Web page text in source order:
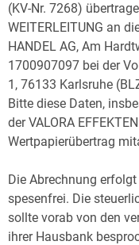
(KV-Nr. 7268)
WEITERLEITUNG an
HANDEL AG, Am
1700907097 bei der
1, 76133 Karlsruhe
Bitte diese Daten,
der VALORA
Wertpapierübertrag
Die Abrechnung
spesenfrei. Die
sollte vorab von den
ihrer Hausbank